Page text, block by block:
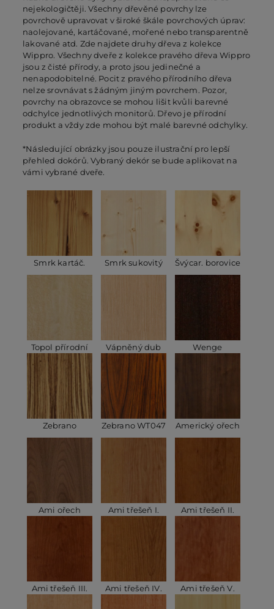
nejekologičtěji. Všechny dřevěné povrchy lze
povrchově upravovat v široké škále povrchových úprav:
naolejované, kartáčované, mořené nebo transparentně
lakované atd. Zde najdete druhy dřeva z kolekce
Wippro. Všechny dveře z kolekce pravého dřeva Wippro
jsou z čisté přírody, a proto jsou jedinečné a
nenapodobitelné. Pocit z pravého přírodního dřeva
nelze srovnávat s žádným jiným povrchem. Pozor,
povrchy na obrazovce se mohou lišit kvůli barevné
odchylce jednotlivých monitorů. Dřevo je přírodní
produkt a vždy zde mohou být malé barevné odchylky.
*Následující obrázky jsou pouze ilustrační pro lepší
přehled dokórů. Vybraný dekór se bude aplikovat na
vámi vybrané dveře.
Smrk kartáč. Smrk sukovitý Švýcar. borovice
Topol přírodní Vápněný dub Wenge
Zebrano Zebrano WT047 Americký ořech
Ami ořech Ami třešeň I. Ami třešeň II.
Ami třešeň III. Ami třešeň IV. Ami třešeň V.